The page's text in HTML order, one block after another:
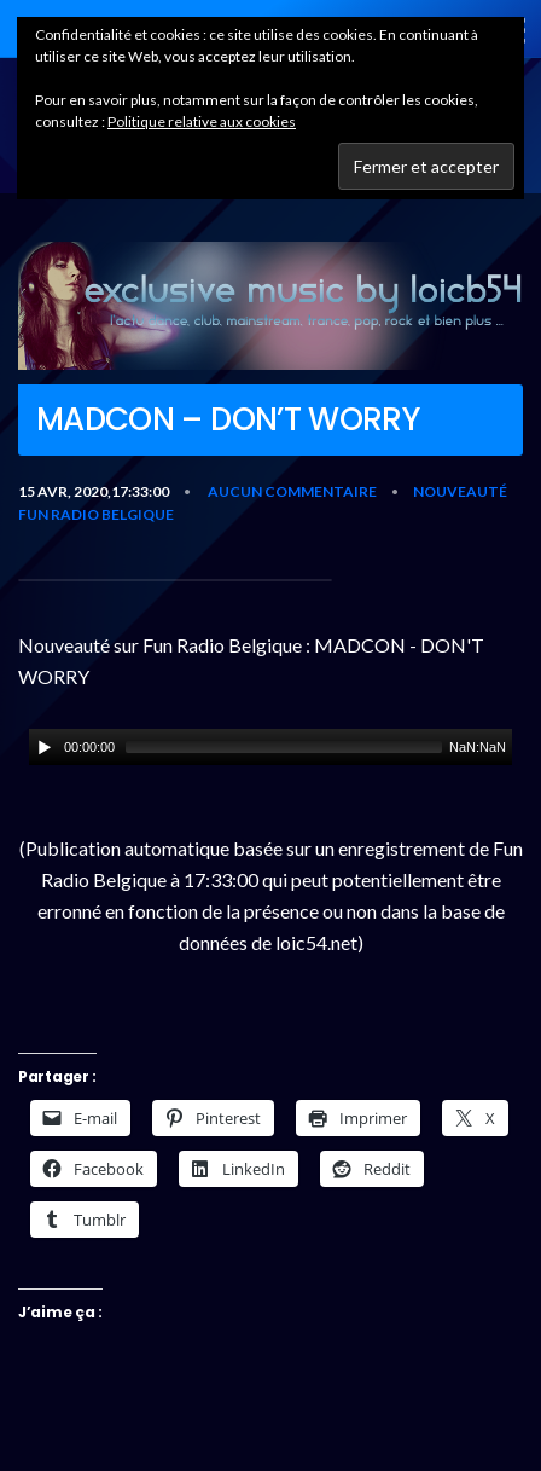
Home
MADCON – DON’T WORRY
15 AVR, 2020,17:33:00 • AUCUN COMMENTAIRE •
NOUVEAUTÉ
FUN RADIO BELGIQUE
Nouveauté sur Fun Radio Belgique : MADCON - DON'T
WORRY
00:00:00 NaN:NaN
(Publication automatique basée sur un enregistrement de Fun
Radio Belgique à 17:33:00 qui peut potentiellement être
erronné en fonction de la présence ou non dans la base de
données de loic54.net)
Partager :
E-mail Pinterest Imprimer X
Facebook LinkedIn Reddit
Tumblr
J’aime ça :
Confidentialité et cookies : ce site utilise des cookies. En continuant à
utiliser ce site Web, vous acceptez leur utilisation.
Pour en savoir plus, notamment sur la façon de contrôler les cookies,
consultez :Politique relative aux cookies